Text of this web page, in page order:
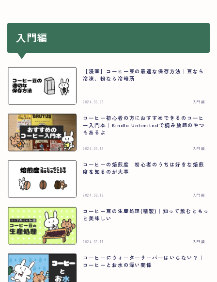
入門編
【漫画】コーヒー豆の最適な保存方法｜豆なら
冷凍、粉なら冷暗所
2024.09.26 入門編
コーヒー初心者の方におすすめできるのコーヒ
ー入門本｜Kindle Unlimitedで読み放題のやつ
もあるよ
2024.09.13 入門編
コーヒーの焙煎度｜初心者のうちは好きな焙煎
度を知るのが大事
2024.09.12 入門編
コーヒー豆の生産処理(精製)｜知って飲むともっ
と美味しい
2024.09.11 入門編
コーヒーにウォーターサーバーはいらない？｜
コーヒーとお水の深い関係